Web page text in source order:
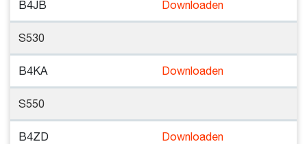
B4JB Downloaden
S530
B4KA Downloaden
S550
B4ZD Downloaden